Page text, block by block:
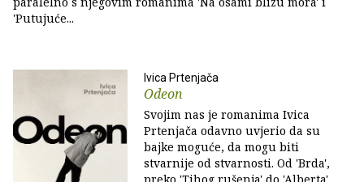
'Putujuće...
Ivica Prtenjača
Odeon
Svojim nas je romanima Ivica
Prtenjača odavno uvjerio da su
bajke moguće, da mogu biti
stvarnije od stvarnosti. Od 'Brda',